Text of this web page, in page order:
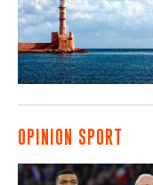
OPINION SPORT